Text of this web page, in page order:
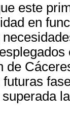
este
en
de